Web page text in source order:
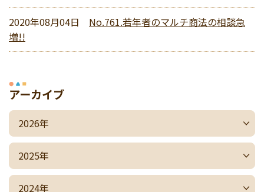
2020年08月04日
No.761.若年者のマルチ商法の相談急
増!!
アーカイブ
2026年
2025年
2024年